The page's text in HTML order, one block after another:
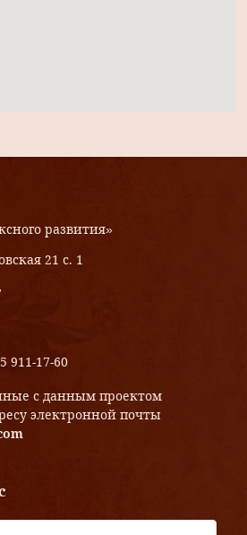
развития»
21 с. 1
911-17-60
с данным проектом
электронной почты